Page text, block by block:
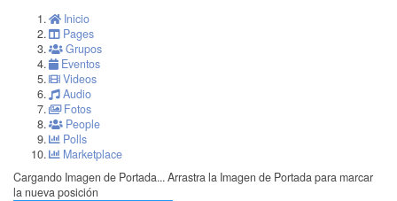
Inicio
Pages
Grupos
Eventos
Videos
Audio
Fotos
People
Polls
Marketplace
Cargando Imagen de Portada... Arrastra la Imagen de Portada para marcar
la nueva posición